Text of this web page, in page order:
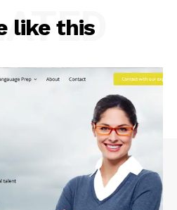
like this